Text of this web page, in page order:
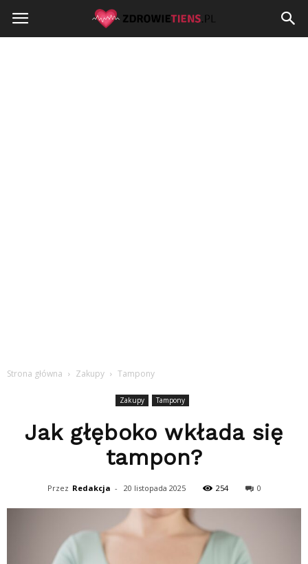
Zdrowietiens.pl
Strona główna Zakupy Tampony
Zakupy Tampony
Jak głęboko wkłada się
tampon?
Przez Redakcja - 20 listopada 2025 254 0